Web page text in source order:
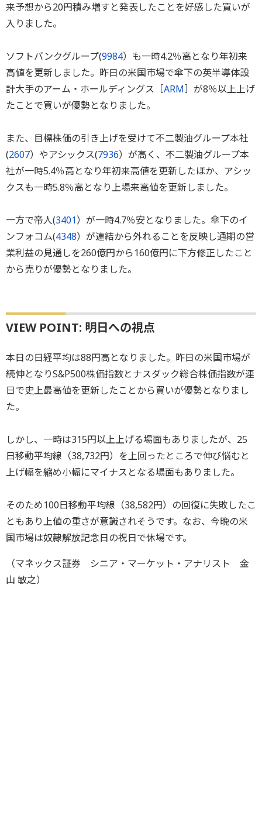
来予想から20円積み増すと発表したことを好感した買いが
入りました。
ソフトバンクグループ(9984）も一時4.2％高となり年初来
高値を更新しました。昨日の米国市場で傘下の英半導体設
計大手のアーム・ホールディングス［ARM］が8％以上上げ
たことで買いが優勢となりました。
また、目標株価の引き上げを受けて不二製油グループ本社
(2607）やアシックス(7936）が高く、不二製油グループ本
社が一時5.4％高となり年初来高値を更新したほか、アシッ
クスも一時5.8％高となり上場来高値を更新しました。
一方で帝人(3401）が一時4.7％安となりました。傘下のイ
ンフォコム(4348）が連結から外れることを反映し通期の営
業利益の見通しを260億円から160億円に下方修正したこと
から売りが優勢となりました。
VIEW POINT: 明日への視点
本日の日経平均は88円高となりました。昨日の米国市場が
続伸となりS&P500株価指数とナスダック総合株価指数が連
日で史上最高値を更新したことから買いが優勢となりまし
た。
しかし、一時は315円以上上げる場面もありましたが、25
日移動平均線（38,732円）を上回ったところで伸び悩むと
上げ幅を縮め小幅にマイナスとなる場面もありました。
そのため100日移動平均線（38,582円）の回復に失敗したこ
ともあり上値の重さが意識されそうです。なお、今晩の米
国市場は奴隷解放記念日の祝日で休場です。
（マネックス証券 シニア・マーケット・アナリスト 金
山 敏之）